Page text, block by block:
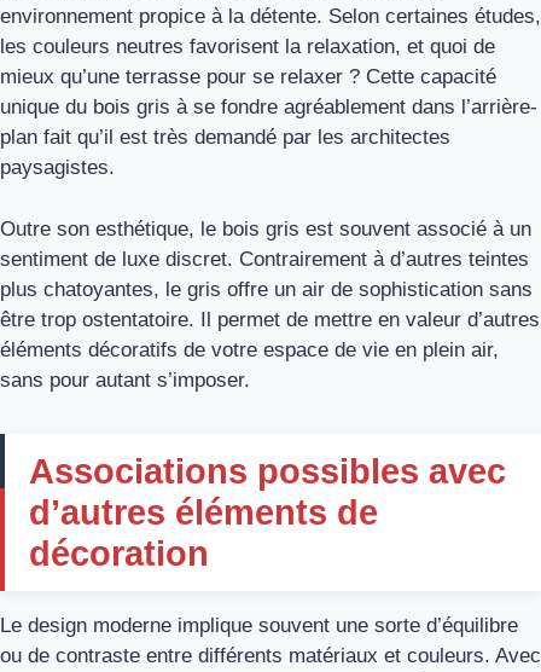
environnement propice à la détente. Selon certaines études,
les couleurs neutres favorisent la relaxation, et quoi de
mieux qu’une terrasse pour se relaxer ? Cette capacité
unique du bois gris à se fondre agréablement dans l’arrière-
plan fait qu’il est très demandé par les architectes
paysagistes.
Outre son esthétique, le bois gris est souvent associé à un
sentiment de luxe discret. Contrairement à d’autres teintes
plus chatoyantes, le gris offre un air de sophistication sans
être trop ostentatoire. Il permet de mettre en valeur d’autres
éléments décoratifs de votre espace de vie en plein air,
sans pour autant s’imposer.
Associations possibles avec
d’autres éléments de
décoration
Le design moderne implique souvent une sorte d’équilibre
ou de contraste entre différents matériaux et couleurs. Avec